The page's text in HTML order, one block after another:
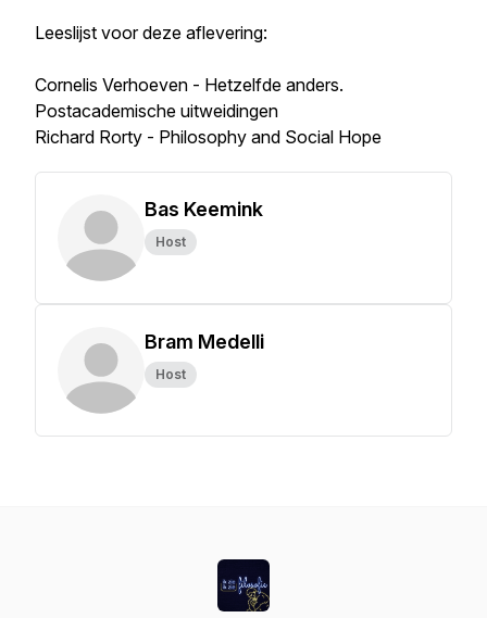
Leeslijst voor deze aflevering:
Cornelis Verhoeven - Hetzelfde anders.
Postacademische uitweidingen
Richard Rorty - Philosophy and Social Hope
Bas Keemink
Host
Bram Medelli
Host